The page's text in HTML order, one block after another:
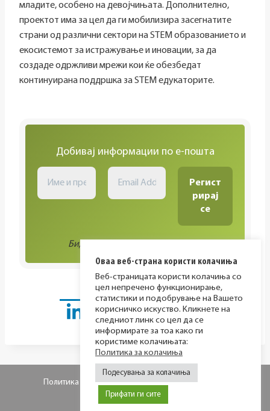
младите, особено на девојчињата. Дополнително,
проектот има за цел да ги мобилизира засегнатите
страни од различни сектори на STEM образованието и
екосистемот за истражување и иновации, за да
создаде одржливи мрежи кои ќе обезбедат
континуирана поддршка за STEM едукаторите.
Добивај информации по е-пошта
Биди во тек со сите активности!
© 2026 МИР фондација
Политика за приватност Политика за колачиња
Оваа веб-страна користи колачиња
Веб-страницата користи колачиња со
цел непречено функционирање,
статистики и подобрување на Вашето
корисничко искуство. Кликнете на
следниот линк со цел да се
информирате за тоа како ги
користиме колачињата:
Политика за колачиња
Подесувања за колачиња
Прифати ги сите